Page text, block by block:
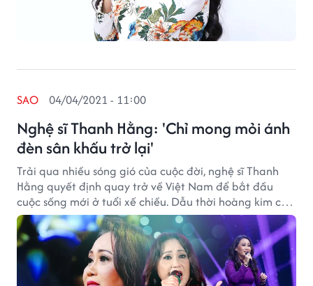
Nghệ sĩ Thanh Hằng: 'Chỉ mong mỏi ánh
đèn sân khấu trở lại'
SAO 04/04/2021 - 11:00
Trải qua nhiều sóng gió của cuộc đời, nghệ sĩ Thanh
Hằng quyết định quay trở về Việt Nam để bắt đầu
cuộc sống mới ở tuổi xế chiều. Dẫu thời hoàng kim của
sân khấu cải lương đã qua, thế nhưng cuộc sống của
nữ nghệ sĩ tính đến thời điểm hiện tại vẫn tốt.